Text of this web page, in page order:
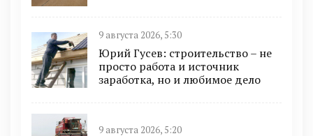
9 августа 2026, 5:30
Юрий Гусев: строительство – не
просто работа и источник
заработка, но и любимое дело
9 августа 2026, 5:20